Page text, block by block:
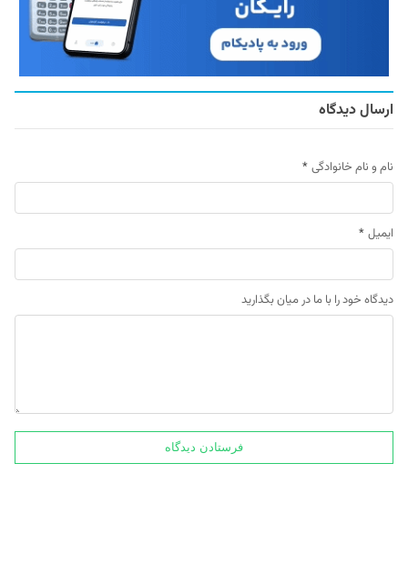
ارسال دیدگاه
نام و نام خانوادگی *
ایمیل *
دیدگاه خود را با ما در میان بگذارید